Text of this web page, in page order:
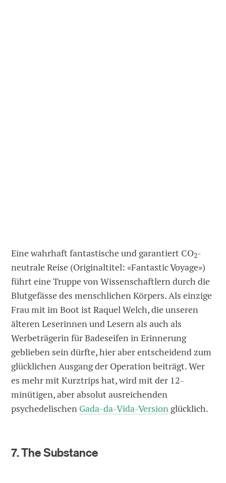
Eine wahrhaft fantastische und garantiert CO2-
neutrale Reise (Originaltitel: «Fantastic Voyage»)
führt eine Truppe von Wissenschaftlern durch die
Blutgefässe des menschlichen Körpers. Als einzige
Frau mit im Boot ist Raquel Welch, die unseren
älteren Leserinnen und Lesern als auch als
Werbeträgerin für Badeseifen in Erinnerung
geblieben sein dürfte, hier aber entscheidend zum
glücklichen Ausgang der Operation beiträgt. Wer
es mehr mit Kurztrips hat, wird mit der 12-
minütigen, aber absolut ausreichenden
psychedelischen Gada-da-Vida-Version glücklich.
7. The Substance